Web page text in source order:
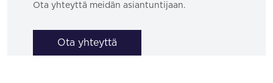
Ota yhteyttä meidän asiantuntijaan.
Ota yhteyttä